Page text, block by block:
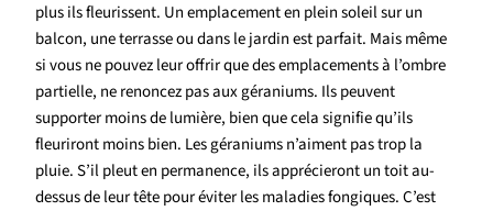
plus ils fleurissent. Un emplacement en plein soleil sur un
balcon, une terrasse ou dans le jardin est parfait. Mais même
si vous ne pouvez leur offrir que des emplacements à l’ombre
partielle, ne renoncez pas aux géraniums. Ils peuvent
supporter moins de lumière, bien que cela signifie qu’ils
fleuriront moins bien. Les géraniums n’aiment pas trop la
pluie. S’il pleut en permanence, ils apprécieront un toit au-
dessus de leur tête pour éviter les maladies fongiques. C’est